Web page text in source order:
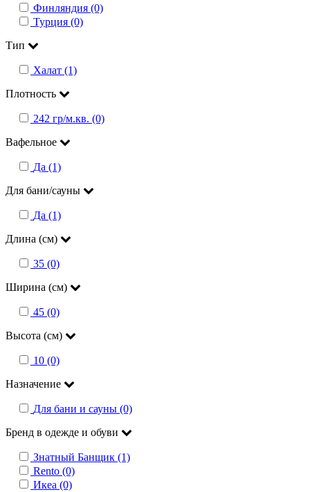
Финляндия (0)
Турция (0)
Тип
Халат (1)
Плотность
242 гр/м.кв. (0)
Вафельное
Да (1)
Для бани/сауны
Да (1)
Длина (см)
35 (0)
Ширина (см)
45 (0)
Высота (см)
10 (0)
Назначение
Для бани и сауны (0)
Бренд в одежде и обуви
Знатный Банщик (1)
Rento (0)
Икеа (0)